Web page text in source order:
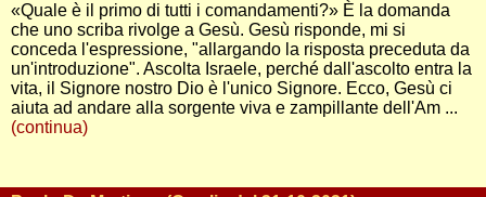
«Quale è il primo di tutti i comandamenti?» È la domanda
che uno scriba rivolge a Gesù. Gesù risponde, mi si
conceda l'espressione, "allargando la risposta preceduta da
un'introduzione". Ascolta Israele, perché dall'ascolto entra la
vita, il Signore nostro Dio è l'unico Signore. Ecco, Gesù ci
aiuta ad andare alla sorgente viva e zampillante dell'Am ...
(continua)